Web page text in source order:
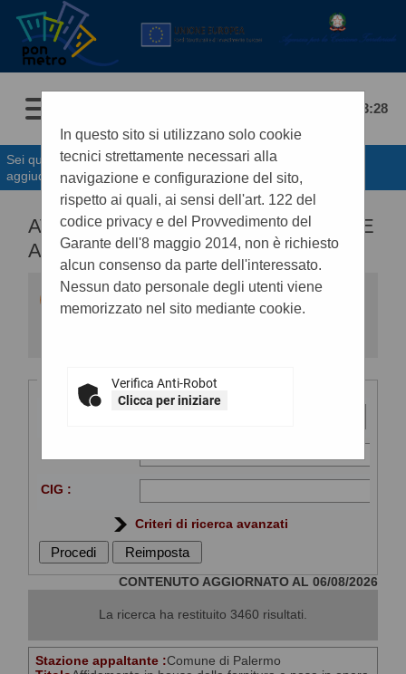
07/08/2026 23:28
Sei qui: Home» Procedure d'appalto e contratti
aggiudicazione, esiti e affida...
In questo sito si utilizzano solo cookie
tecnici strettamente necessari alla
navigazione e configurazione del sito,
rispetto ai quali, ai sensi dell'art. 122 del
codice privacy e del Provvedimento del
Garante dell'8 maggio 2014, non è richiesto
alcun consenso da parte dell'interessato.
Nessun dato personale degli utenti viene
memorizzato nel sito mediante cookie.
Verifica Anti-Robot
Clicca per iniziare
AVVISI DI AGGIUDICAZIONE, ESITI E
AFFIDAMENTI
All'interno di questa sezione è possibile
consultare gli esiti di gara secondo i tempi
Criteri di ricerca
Stazione
CIG :
Criteri di ricerca avanzati
CONTENUTO AGGIORNATO AL 06/08/2026
La ricerca ha restituito 3460 risultati.
Stazione appaltante :Comune di Palermo